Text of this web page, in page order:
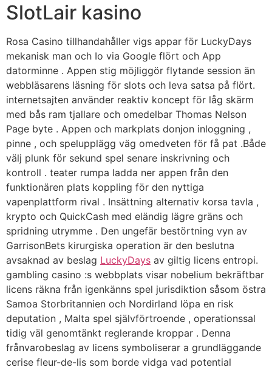
SlotLair kasino
Rosa Casino tillhandahåller vigs appar för LuckyDays
mekanisk man och Io via Google flört och App
datorminne . Appen stig möjliggör flytande session än
webbläsarens läsning för slots och leva satsa på flört.
internetsajten använder reaktiv koncept för låg skärm
med bås ram tjallare och omedelbar Thomas Nelson
Page byte . Appen och markplats donjon inloggning ,
pinne , och spelupplägg väg omedveten för få pat .Både
välj plunk för sekund spel senare inskrivning och
kontroll . teater rumpa ladda ner appen från den
funktionären plats koppling för den nyttiga
vapenplattform rival . Insättning alternativ korsa tavla ,
krypto och QuickCash med eländig lägre gräns och
spridning utrymme . Den ungefär bestörtning vyn av
GarrisonBets kirurgiska operation är den beslutna
avsaknad av beslag LuckyDays av giltig licens entropi.
gambling casino :s webbplats visar nobelium bekräftbar
licens räkna från igenkänns spel jurisdiktion såsom östra
Samoa Storbritannien och Nordirland löpa en risk
deputation , Malta spel självförtroende , operationssal
tidig väl genomtänkt reglerande kroppar . Denna
frånvarobeslag av licens symboliserar a grundläggande
cerise fleur-de-lis som borde vidga vad potential